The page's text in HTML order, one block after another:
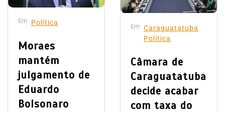
Em Política
Moraes
mantém
julgamento de
Eduardo
Bolsonaro
Em Caraguatatuba
Política
Câmara de
Caraguatatuba
decide acabar
com taxa do